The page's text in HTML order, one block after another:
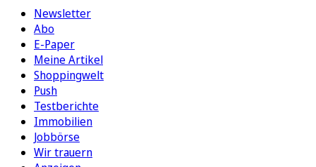
Newsletter
Abo
E-Paper
Meine Artikel
Shoppingwelt
Push
Testberichte
Immobilien
Jobbörse
Wir trauern